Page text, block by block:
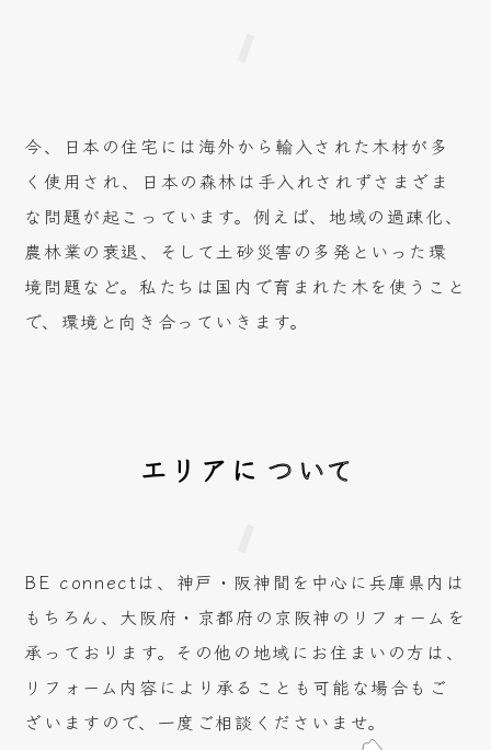
今、日本の住宅には海外から輸入された木材が多
く使用され、日本の森林は手入れされずさまざま
な問題が起こっています。例えば、地域の過疎化、
農林業の衰退、そして土砂災害の多発といった環
境問題など。私たちは国内で育まれた木を使うこと
で、環境と向き合っていきます。
エリアに ついて
BE connectは、神戸・阪神間を中心に兵庫県内は
もちろん、大阪府・京都府の京阪神のリフォームを
承っております。その他の地域にお住まいの方は、
リフォーム内容により承ることも可能な場合もご
ざいますので、一度ご相談くださいませ。